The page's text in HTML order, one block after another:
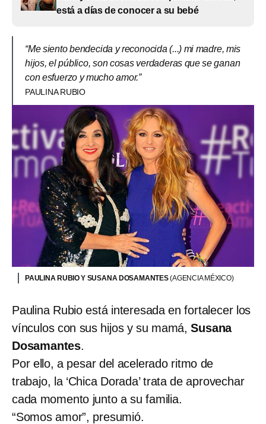
está a días de conocer a su bebé
“Me siento bendecida y reconocida (...) mi madre, mis
hijos, el público, son cosas verdaderas que se ganan
con esfuerzo y mucho amor.”
PAULINA RUBIO
PAULINA RUBIO Y SUSANA DOSAMANTES(AGENCIA MÉXICO)
Paulina Rubio está interesada en fortalecer los
vínculos con sus hijos y su mamá,Susana
Dosamantes.
Por ello, a pesar del acelerado ritmo de
trabajo, la ‘Chica Dorada’ trata de aprovechar
cada momento junto a su familia.
“Somos amor”, presumió.